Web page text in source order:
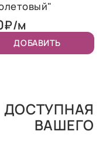
₽/м
ДОБАВИТЬ
ВАШЕГО